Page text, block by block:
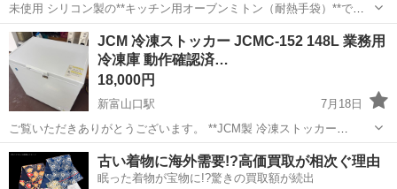
未使用 シリコン製の**キッチン用オーブンミトン（耐熱手袋）**で
す。 ​表面に小さなハートの模様があしらわれており、熱い鍋やフライ
パン、天板などを扱う際に手や指を熱から守るために使います。シリ
コン素材なので滑りにくく、汚...
富山 小矢部市 石動駅
JCM 冷凍ストッカー JCMC-152 148L 業務用
冷凍庫 動作確認済…
18,000円
新富山口駅
7月18日
ご覧いただきありがとうございます。 **JCM製 冷凍ストッカー
「JCMC-152」**の出品です。 業務用はもちろん、ご家庭のセカンド
冷凍庫としても人気のサイズです。 まとめ買いや冷凍食品、釣り・キ
ャンプ用の食材保管に...
富山 富山市 新富山口駅 キッチン家電
古い着物に海外需要!?高価買取が相次ぐ理由
眠った着物が宝物に!?驚きの買取額が続出